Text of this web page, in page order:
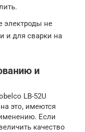
электроды не
и для сварки на
и
LB-52U
это, имеются
Если
качество